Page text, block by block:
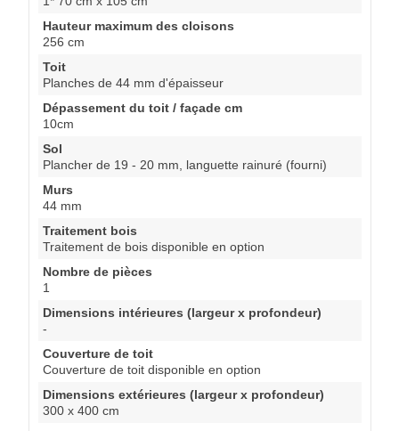
Hauteur maximum des cloisons
256 cm
Toit
Planches de 44 mm d'épaisseur
Dépassement du toit / façade cm
10cm
Sol
Plancher de 19 - 20 mm, languette rainuré (fourni)
Murs
44 mm
Traitement bois
Traitement de bois disponible en option
Nombre de pièces
1
Dimensions intérieures (largeur x profondeur)
-
Couverture de toit
Couverture de toit disponible en option
Dimensions extérieures (largeur x profondeur)
300 x 400 cm